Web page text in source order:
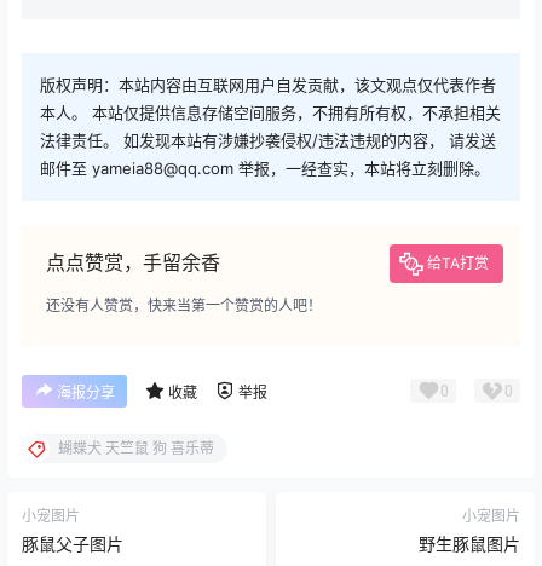
版权声明：本站内容由互联网用户自发贡献，该文观点仅代表作者
本人。 本站仅提供信息存储空间服务，不拥有所有权，不承担相关
法律责任。 如发现本站有涉嫌抄袭侵权/违法违规的内容， 请发送
邮件至 yameia88@qq.com 举报，一经查实，本站将立刻删除。
点点赞赏，手留余香 给TA打赏
还没有人赞赏，快来当第一个赞赏的人吧！
海报分享 收藏 举报 0 0
蝴蝶犬 天竺鼠 狗 喜乐蒂
小宠图片
豚鼠父子图片
小宠图片
野生豚鼠图片